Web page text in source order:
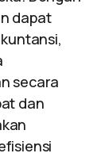
dapat
secara
dan